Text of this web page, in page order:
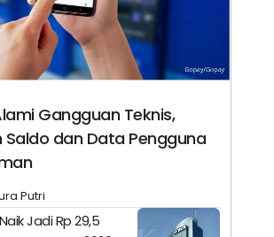
Gangguan Teknis,
Saldo dan Data Pengguna
Putri
Jadi Rp 29,5